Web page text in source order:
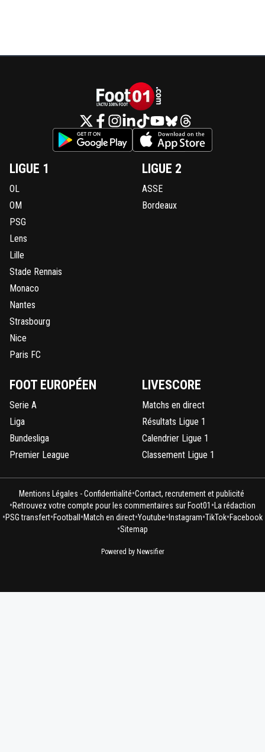
LIGUE 1
OL
OM
PSG
Lens
Lille
Stade Rennais
Monaco
Nantes
Strasbourg
Nice
Paris FC
LIGUE 2
ASSE
Bordeaux
FOOT EUROPÉEN
Serie A
Liga
Bundesliga
Premier League
LIVESCORE
Matchs en direct
Résultats Ligue 1
Calendrier Ligue 1
Classement Ligue 1
Mentions Légales - Confidentialité•Contact, recrutement et publicité
•Retrouvez votre compte pour les commentaires sur Foot01 •La rédaction
•PSG transfert•Football •Match en direct•Youtube• Instagram•TikTok•Facebook
•Sitemap
Powered by Newsifier